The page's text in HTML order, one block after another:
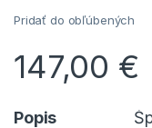
Pridať do obľúbených
147,00 €
Popis